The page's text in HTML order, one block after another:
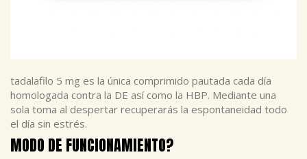
tadalafilo 5 mg es la única comprimido pautada cada día
homologada contra la DE así como la HBP. Mediante una
sola toma al despertar recuperarás la espontaneidad todo
el día sin estrés.
MODO DE FUNCIONAMIENTO?